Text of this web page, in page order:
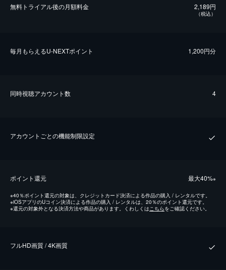
無料トライアル後の⽉額料金 2,189円
（税込）
毎⽉もらえるU-NEXTポイント 1,200円分
同時視聴アカウント数 4
アカウントごとの機能制限設定
ポイント還元 最⼤40%※
※40％ポイント還元の対象は、クレジットカード決済による作品の購入 / レンタルです。
※iOSアプリのUコイン決済による作品の購入 / レンタルは、20％のポイント還元です。
※還元の対象外となる決済方法や商品があります。くわしくはこちらをご確認ください。
フルHD画質 / 4K画質